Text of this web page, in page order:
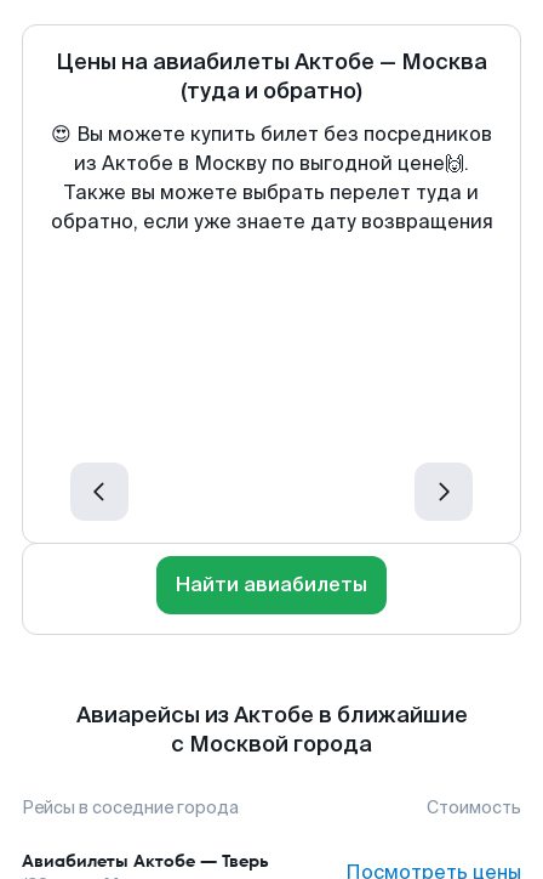
Цены на авиабилеты Актобе — Москва
(туда и обратно)
😍 Вы можете купить билет без посредников
из Актобе в Москву по выгодной цене🙌.
Также вы можете выбрать перелет туда и
обратно, если уже знаете дату возвращения
Найти авиабилеты
Авиарейсы из Актобе в ближайшие
с Москвой города
Рейсы в соседние города Стоимость
Авиабилеты Актобе — Тверь Посмотреть цены